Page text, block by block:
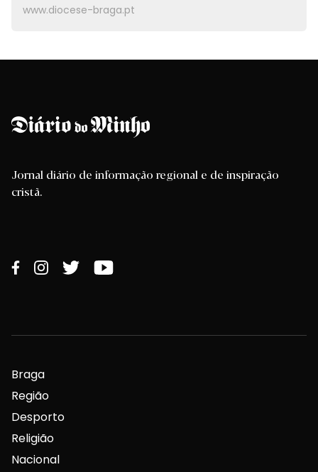
www.diocese-braga.pt
Jornal diário de informação regional e de inspiração
cristã.
Braga
Região
Desporto
Religião
Nacional